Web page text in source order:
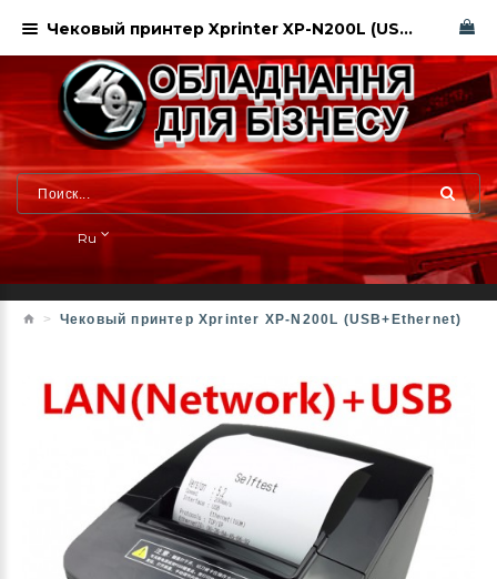
Ru
Чековый принтер Xprinter XP-N200L (USB+Ethernet)
Чековый принтер Xprinter XP-N200L (USB+Ethernet). Харьков